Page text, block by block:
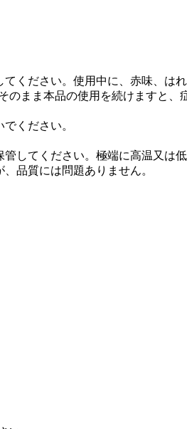
ください。使用中に、赤味、は
まま本品の使用を続けますと
ください。
してください。極端に高温又は
品質には問題ありません。